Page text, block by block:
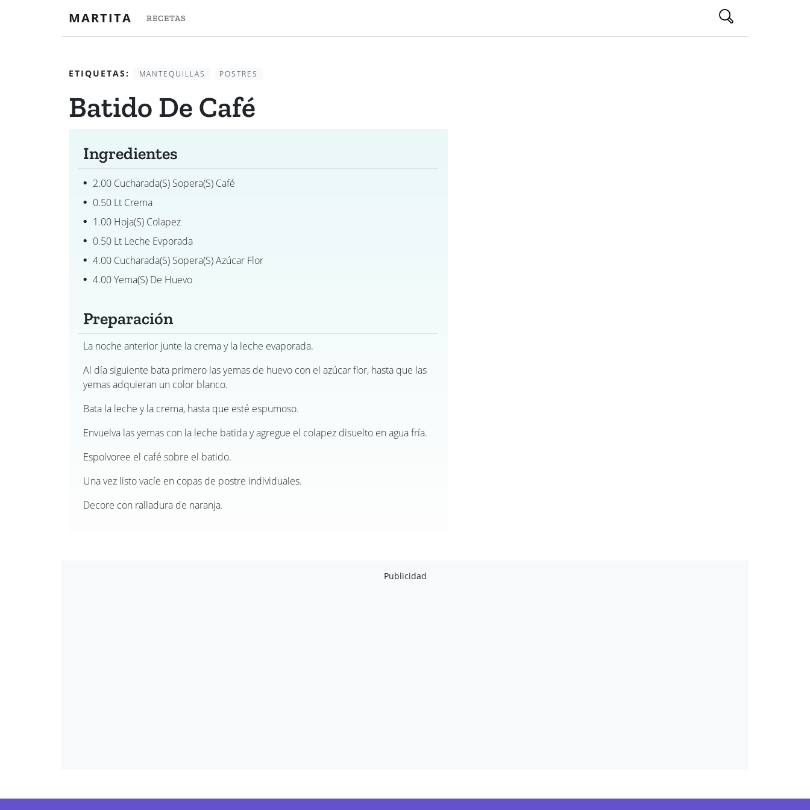
MARTITA RECETAS
ETIQUETAS: MANTEQUILLAS POSTRES
Batido De Café
Ingredientes
2.00 Cucharada(s) Sopera(s) Café
0.50 Lt Crema
1.00 Hoja(s) Colapez
0.50 Lt Leche Evporada
4.00 Cucharada(s) Sopera(s) Azúcar Flor
4.00 Yema(s) De Huevo
Preparación
La noche anterior junte la crema y la leche evaporada.
Al día siguiente bata primero las yemas de huevo con el azúcar flor, hasta que las
yemas adquieran un color blanco.
Bata la leche y la crema, hasta que esté espumoso.
Envuelva las yemas con la leche batida y agregue el colapez disuelto en agua fría.
Espolvoree el café sobre el batido.
Una vez listo vacíe en copas de postre individuales.
Decore con ralladura de naranja.
Publicidad